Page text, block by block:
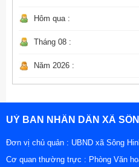
Hôm qua :
Tháng 08 :
Năm 2026 :
UỶ BAN NHÂN DÂN XÃ
Đơn vị chủ quản : UBND xã Sông
Cơ quan thường trực : Phòng Văn